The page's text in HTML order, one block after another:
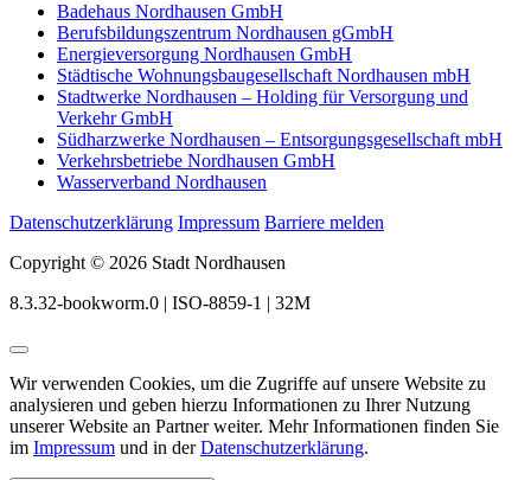
Badehaus Nordhausen GmbH
Berufsbildungszentrum Nordhausen gGmbH
Energieversorgung Nordhausen GmbH
Städtische Wohnungsbaugesellschaft Nordhausen mbH
Stadtwerke Nordhausen – Holding für Versorgung und
Verkehr GmbH
Südharzwerke Nordhausen – Entsorgungsgesellschaft mbH
Verkehrsbetriebe Nordhausen GmbH
Wasserverband Nordhausen
Datenschutzerklärung Impressum Barriere melden
Copyright © 2026 Stadt Nordhausen
8.3.32-bookworm.0 | ISO-8859-1 | 32M
Wir verwenden Cookies, um die Zugriffe auf unsere Website zu
analysieren und geben hierzu Informationen zu Ihrer Nutzung
unserer Website an Partner weiter. Mehr Informationen finden Sie
im Impressum und in derDatenschutzerklärung.